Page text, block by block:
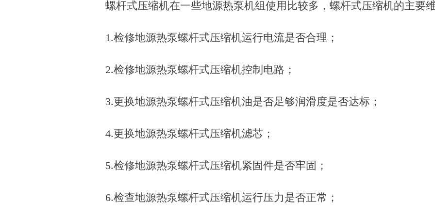
螺杆式压缩机在一些地源热泵机组使用比较多，螺杆式压缩机的主要
1.检修地源热泵螺杆式压缩机运行电流是否合理；
2.检修地源热泵螺杆式压缩机控制电路；
3.更换地源热泵螺杆式压缩机油是否足够润滑度是否达标；
4.更换地源热泵螺杆式压缩机滤芯；
5.检修地源热泵螺杆式压缩机紧固件是否牢固；
6.检查地源热泵螺杆式压缩机运行压力是否正常；